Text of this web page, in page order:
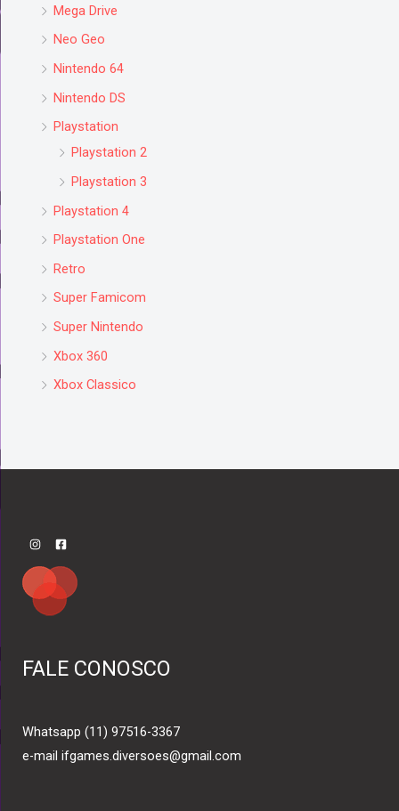
Mega Drive
Neo Geo
Nintendo 64
Nintendo DS
Playstation
Playstation 2
Playstation 3
Playstation 4
Playstation One
Retro
Super Famicom
Super Nintendo
Xbox 360
Xbox Classico
FALE CONOSCO
Whatsapp (11) 97516-3367
e-mail ifgames.diversoes@gmail.com